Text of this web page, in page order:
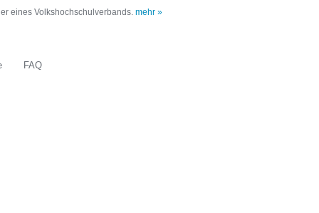
eines Volkshochschulverbands. mehr »
FAQ